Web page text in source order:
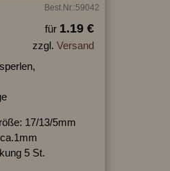
Best.Nr.:59042
für 1.19 €
zzgl. Versand
17/13/5mm
5 St.